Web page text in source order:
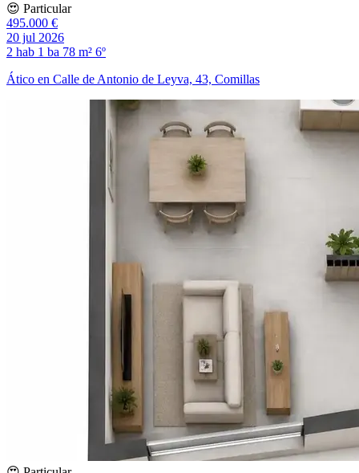
😍 Particular
495.000 €
20 jul 2026
2 hab 1 ba 78 m² 6º
Ático en Calle de Antonio de Leyva, 43, Comillas